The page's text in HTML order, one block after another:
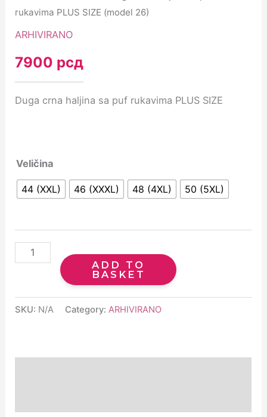
rukavima PLUS SIZE (model 26)
ARHIVIRANO
7900 рсд
Duga crna haljina sa puf rukavima PLUS SIZE
Veličina
44 (XXL) 46 (XXXL) 48 (4XL) 50 (5XL)
ADD TO
BASKET
SKU: N/A Category:ARHIVIRANO